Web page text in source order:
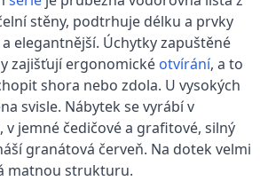
stěny, podtrhuje délku a prvky
elegantnější. Úchytky zapuštěné
zajišťují ergonomické otvírání, a to
shora nebo zdola. U vysokých
svisle. Nábytek se vyrábí v
jemné čedičové a grafitové, silný
granátová červeň. Na dotek velmi
matnou strukturu.